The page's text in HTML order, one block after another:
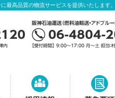
最高品質の物流サービスを提供いたします。